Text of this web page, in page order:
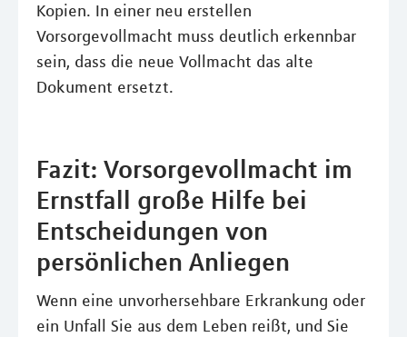
Kopien. In einer neu erstellen
Vorsorgevollmacht muss deutlich erkennbar
sein, dass die neue Vollmacht das alte
Dokument ersetzt.
Fazit: Vorsorgevollmacht im
Ernstfall große Hilfe bei
Entscheidungen von
persönlichen Anliegen
Wenn eine unvorhersehbare Erkrankung oder
ein Unfall Sie aus dem Leben reißt, und Sie